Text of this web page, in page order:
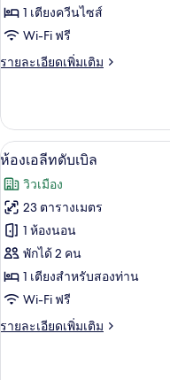
ห้อง
คลาส
สิ
สวีท
1 เตียงควีนไซส์
Wi-Fi ฟรี
รายละเอียดเพิ่มเติม
ราย
เกี่ยว
กับ
ห้อง
สิ
ก
สวี
ท
เปิด
ภาพถ่าย
ทั้งหมด
ของ
ห้อง
เอ
ลี
ทดับเบิล
7
ห้องเอลีทดับเบิล
วิวเมือง
23 ตารางเมตร
1 ห้องนอน
พักได้ 2 คน
1 เตียงสำหรับสองท่าน
Wi-Fi ฟรี
รายละเอียดเพิ่มเติม
ราย